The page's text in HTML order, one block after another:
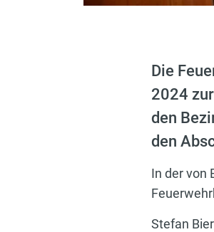
Die
2024
den
den
In der von
Stefan